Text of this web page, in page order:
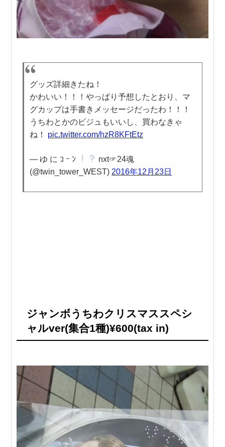
グッズ詳細きたね！
かわいい！！！やっぱり予想したとおり、マ
グカップは手書きメッセージだったわ！！！
うちわとかのビジュもいいし、買わなきゃ
ね！ pic.twitter.com/hzR8KFtEtz
— ゆ に ｺ ｰ ﾝ
nxt☞24魂
(@twin_tower_WEST) 2016年12月23日
ジャンボうちわクリスマススペシ
ャルver(集合1種)¥600(tax in)